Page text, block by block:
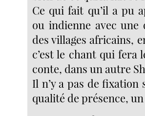
Ce qui fait qu’il a pu
ou indienne avec
des villages africains,
c’est le chant qui fera
conte, dans un autre
Il n’y a pas de
qualité de présence,